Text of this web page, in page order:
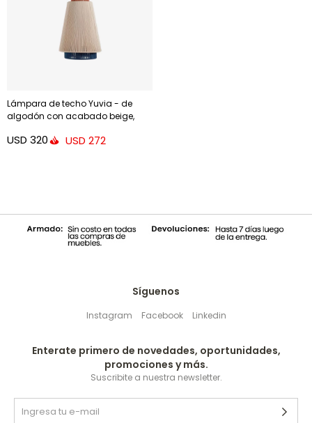
Lámpara de techo Yuvia - de
algodón con acabado beige,
USD 320 USD 272
Síguenos
Instagram Facebook Linkedin
Enterate primero de novedades, oportunidades,
promociones y más.
Suscribite a nuestra newsletter.